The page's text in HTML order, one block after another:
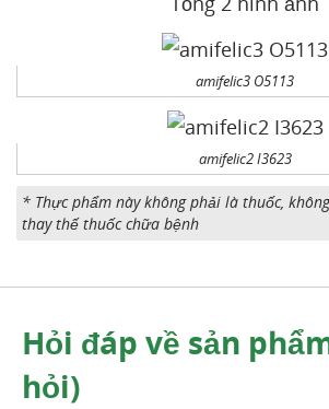
amifelic3 O5113
amifelic2 I3623
* Thực phẩm này không phải là thuốc,
thay thế thuốc chữa bệnh
Hỏi đáp về sản
hỏi)